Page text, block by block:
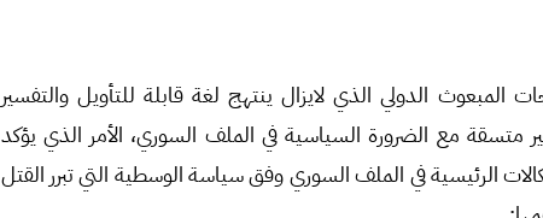
الدولي الذي لايزال ينتهج لغة قابلة للتأويل والتفسير
مع الضرورة السياسية في الملف السوري، الأمر الذي يؤكد
الرئيسية في الملف السوري وفق سياسة الوسطية التي تبرر القتل